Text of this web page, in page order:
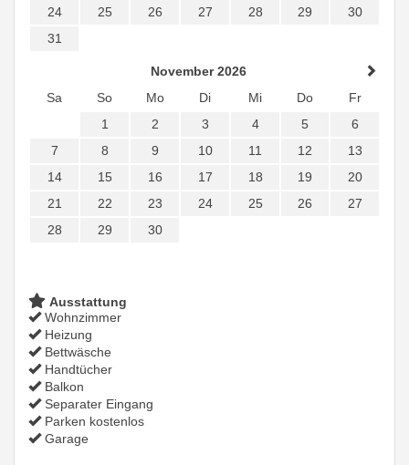
24
25 26 27 28 29
30
31
November 2026
Sa
So Mo Di Mi Do
Fr
1
2 3 4 5
6
7
8 9 10 11 12
13
14
15 16 17 18 19
20
21
22 23 24 25 26
27
28
29 30
Ausstattung
Wohnzimmer
Heizung
Bettwäsche
Handtücher
Balkon
Separater Eingang
Parken kostenlos
Garage